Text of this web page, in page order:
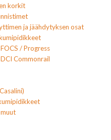
korkit
ja jäähdytyksen osat
/ Progress
Commonrail